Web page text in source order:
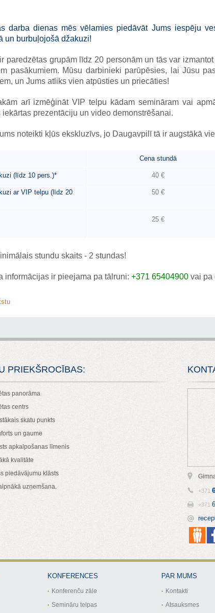
darba dienas mēs vēlamies piedāvāt Jums iespēju
un burbuļojošā džakuzi!
paredzētas grupām līdz 20 personām un tās var
pasākumiem. Mūsu darbinieki parūpēsies, lai Jūsu
un Jums atliks vien atpūsties un priecāties!
arī izmēģināt VIP telpu kādam semināram vai
prezentāciju un video demonstrēšanai.
noteikti kļūs ekskluzīvs, jo Daugavpilī tā ir augstākā
Cena stundā
(līdz 10 pers.)* 40 €
ar VIP telpu (līdz 20
50 €
25 €
stundu skaits - 2 stundas!
informācijas ir pieejama pa tālruni:+371 65404900 vai pa
PRIEKŠROCĪBAS:
panorāma
centrs
skatu punkts
un gaume
apkalpošanas līmenis
kvalitāte
piedāvājumu klāsts
uzņemšana.
+371
+371
KONFERENCES
Konferenču zāle
Semināru telpas
PAR MUMS
Kontakti
Atsauksmes